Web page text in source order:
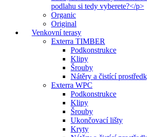
podlahu si tedy vyberete?</p>
Organic
Original
Venkovní terasy
Exterra TIMBER
Podkonstrukce
Klipy
Šrouby
Nátěry a čistící
Exterra WPC
Podkonstrukce
Klipy
Šrouby
Ukončovací lišty
Kryty